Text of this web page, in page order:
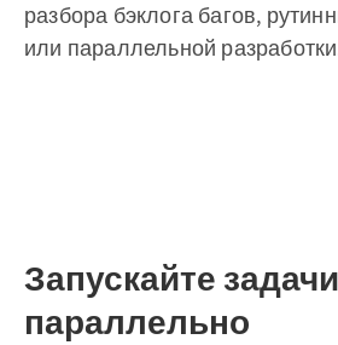
разбора бэклога багов,
или параллельной
Запускайте задачи
параллельно